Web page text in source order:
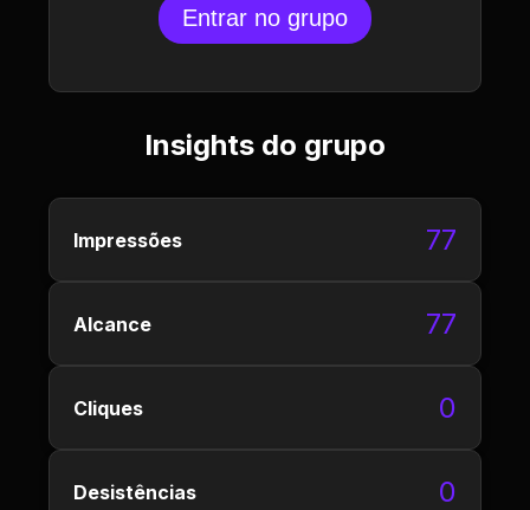
Entrar no grupo
Insights do grupo
Impressões 77
Alcance 77
Cliques 0
Desistências 0